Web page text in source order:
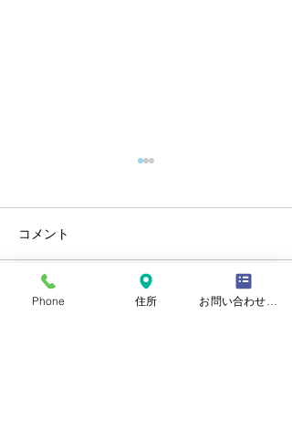
夏季休診のお知らせ
コメント
コメントを追加…
Phone 住所